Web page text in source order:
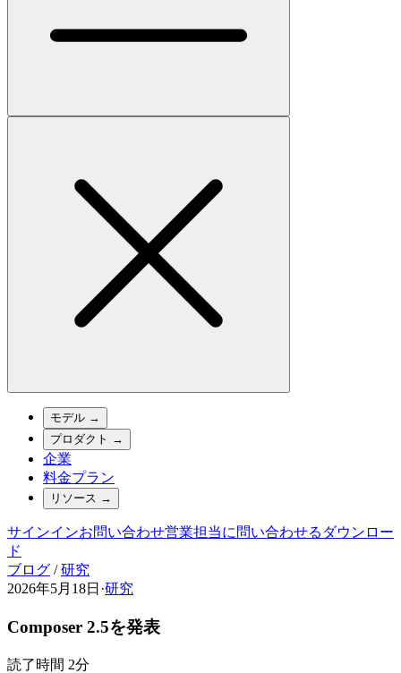
モデル →
プロダクト →
企業
料金プラン
リソース →
サインインお問い合わせ営業担当に問い合わせる ダウンロー
ド
ブログ / 研究
2026年5月18日 ·研究
Composer 2.5を発表
読了時間 2分